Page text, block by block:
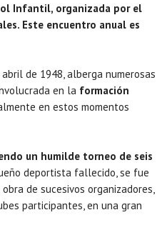
Infantil, organizada por el
Este encuentro anual es
de 1948, alberga numerosas
en la formación
en estos momentos
un humilde torneo de seis
deportista fallecido, se fue
de sucesivos organizadores,
participantes, en una gran